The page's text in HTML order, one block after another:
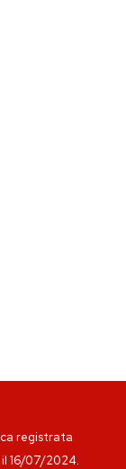
registrata
16/07/2024.